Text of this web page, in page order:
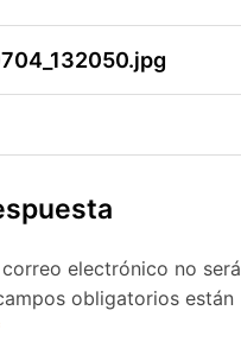
electrónico no será
obligatorios están